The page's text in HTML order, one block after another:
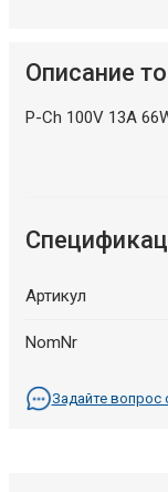
Описание
P-Ch 100V 13A
Артикул
NomNr
Задайте вопрос